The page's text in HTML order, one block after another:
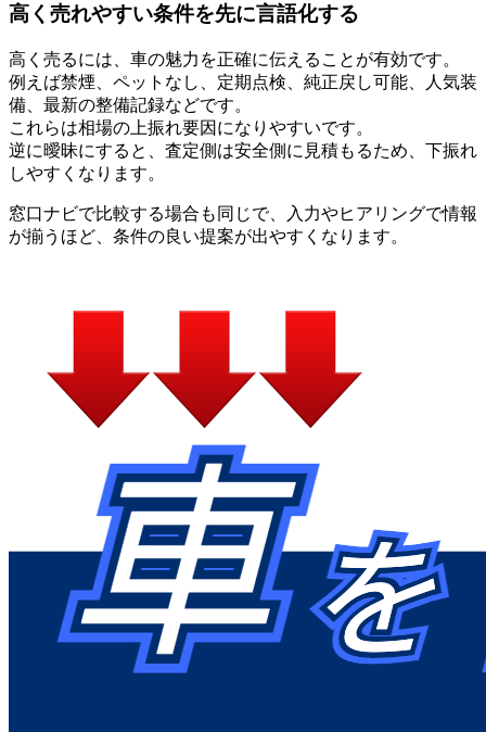
高く売れやすい条件を先に言語化する
高く売るには、車の魅力を正確に伝えることが有効です。
例えば禁煙、ペットなし、定期点検、純正戻し可能、人気装
備、最新の整備記録などです。
これらは相場の上振れ要因になりやすいです。
逆に曖昧にすると、査定側は安全側に見積もるため、下振れ
しやすくなります。
窓口ナビで比較する場合も同じで、入力やヒアリングで情報
が揃うほど、条件の良い提案が出やすくなります。